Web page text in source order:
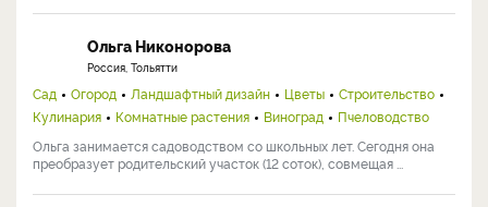
Ольга Никонорова
Россия, Тольятти
Сад Огород Ландшафтный дизайн Цветы
Строительство
Кулинария
Комнатные растения Виноград
Пчеловодство
Ольга занимается садоводством со школьных лет. Сегодня она
преобразует родительский участок (12 соток), совмещая ...